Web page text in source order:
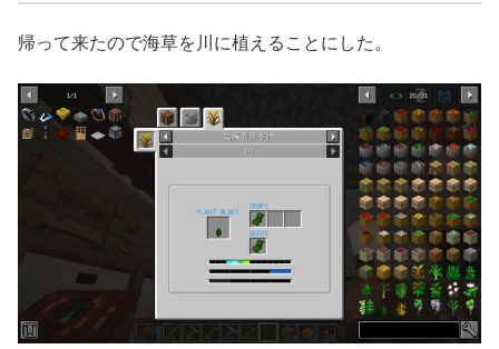
帰って来たので海草を川に植えることにした。